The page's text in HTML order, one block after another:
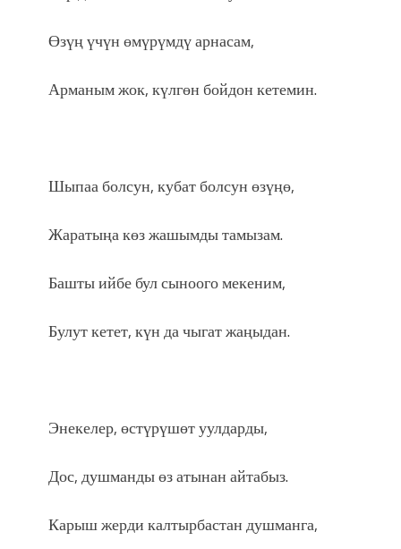
Өзүң үчүн өмүрүмдү арнасам,
Арманым жок, күлгөн бойдон кетемин.
Шыпаа болсун, кубат болсун өзүңө,
Жаратыңа көз жашымды тамызам.
Башты ийбе бул сыноого мекеним,
Булут кетет, күн да чыгат жаңыдан.
Энекелер, өстүрүшөт уулдарды,
Дос, душманды өз атынан айтабыз.
Карыш жерди калтырбастан душманга,